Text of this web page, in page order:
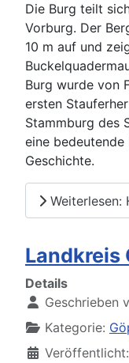
Die Burg teilt
Vorburg. Der
10 m auf und
Burg wurde von
ersten
Stammburg des
eine
Geschichte.
Weiterlesen:
Landkreis
Details
Geschrieben
Kategorie: